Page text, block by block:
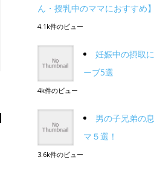
ん・授乳中のママにおすすめ】
4.1k件のビュー
妊娠中の摂取
ーブ5選
4k件のビュー
男の子兄弟の
マ５選！
3.6k件のビュー